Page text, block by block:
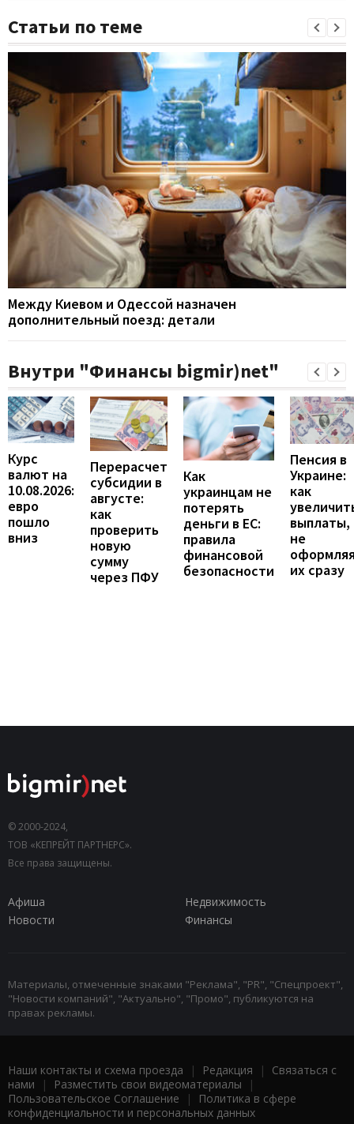
Статьи по теме
Между Киевом и Одессой назначен
дополнительный поезд: детали
Внутри "Финансы bigmir)net"
Курс
валют на
10.08.2026:
евро
пошло
вниз
Перерасчет
субсидии в
августе:
как
проверить
новую
сумму
через ПФУ
Как
украинцам не
потерять
деньги в ЕС:
правила
финансовой
безопасности
Пенсия в
Украине:
как
выплаты,
не
их сразу
© 2000-2024,
ТОВ «КЕПРЕЙТ ПАРТНЕРС».
Все права защищены.
Афиша
Недвижимость
Новости
Финансы
Материалы, отмеченные знаками "Реклама", "PR", "Спецпроект",
"Новости компаний", "Актуально", "Промо", публикуются на
правах рекламы.
Наши контакты и схема проезда | Редакция | Связаться с
нами | Разместить свои видеоматериалы |
Пользовательское Соглашение |
Политика в сфере
конфиденциальности и персональных данных